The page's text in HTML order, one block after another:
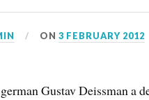
ON3 FEBRUARY 2012
Gustav Deissman a